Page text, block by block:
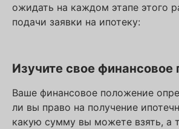
ожидать на каждом этапе этого
подачи заявки на ипотеку:
Изучите свое финансовое
Ваше финансовое положение
ли вы право на получение
какую сумму вы можете взять, а